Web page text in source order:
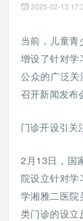
2025-02-13
当前，儿童
增设了针对学
公众的广泛
召开新闻发布
门诊开设引关
2月13日，国
院设立针对
学湘雅二医院
类门诊的设立